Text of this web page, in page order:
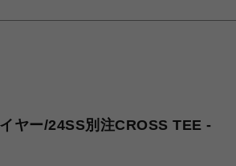
ヤー/24SS別注CROSS TEE -